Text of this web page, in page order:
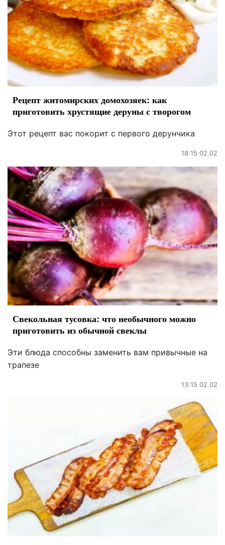
Рецепт житомирских домохозяек: как
приготовить хрустящие деруны с творогом
Этот рецепт вас покорит с первого дерунчика
18:15 02.02
Свекольная тусовка: что необычного можно
приготовить из обычной свеклы
Эти блюда способны заменить вам привычные на
трапезе
13:15 02.02